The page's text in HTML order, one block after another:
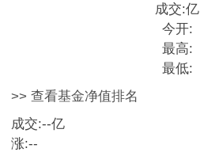
成交:亿
今开:
最高:
最低:
>> 查看基金净值排名
成交:--亿
涨:--